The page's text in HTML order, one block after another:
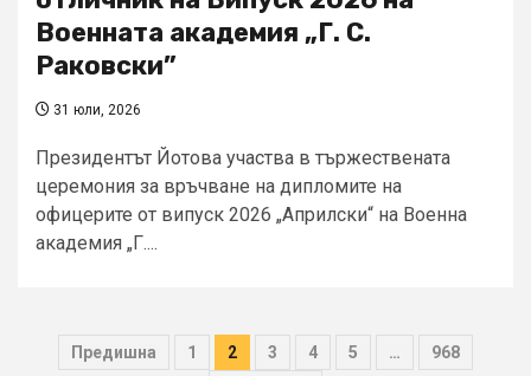
Военната академия „Г. С.
Раковски”
31 юли, 2026
Президентът Йотова участва в тържествената
церемония за връчване на дипломите на
офицерите от випуск 2026 „Априлски“ на Военна
академия „Г....
Разделяне
Предишна 1 2 3 4 5 …
968